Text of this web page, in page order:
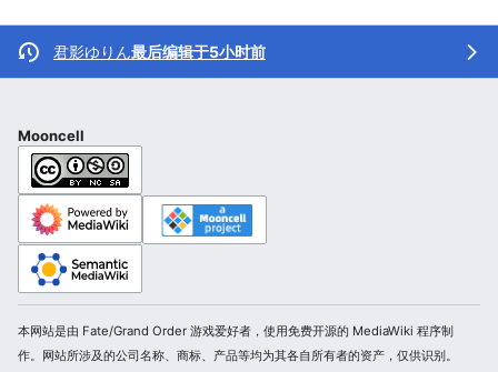
君影ゆりん最后编辑于5小时前
Mooncell
本网站是由 Fate/Grand Order 游戏爱好者，使用免费开源的 MediaWiki 程序制
作。网站所涉及的公司名称、商标、产品等均为其各自所有者的资产，仅供识别。